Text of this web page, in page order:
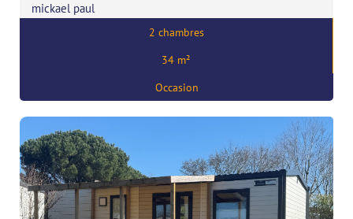
mickael paul
2 chambres
34 m²
Occasion